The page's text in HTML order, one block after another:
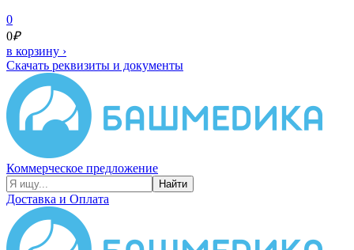
0
0₽
в корзину ›
Скачать реквизиты и документы
Коммерческое предложение
Найти
Доставка и Оплата